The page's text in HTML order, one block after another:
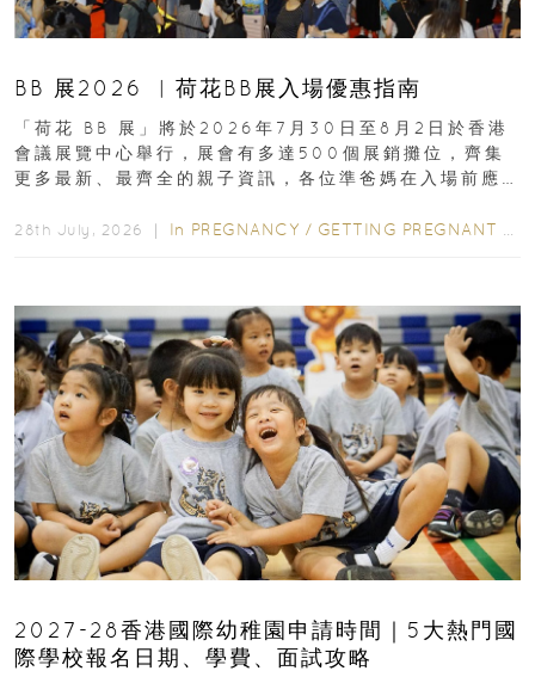
BB 展2026 ︳荷花BB展入場優惠指南
「荷花 BB 展」將於2026年7月30日至8月2日於香港
會議展覽中心舉行，展會有多達500個展銷攤位，齊集
更多最新、最齊全的親子資訊，各位準爸媽在入場前應
28th July, 2026 ｜ In PREGNANCY / GETTING PREGNANT
2027-28香港國際幼稚園申請時間｜5大熱門國
際學校報名日期、學費、面試攻略